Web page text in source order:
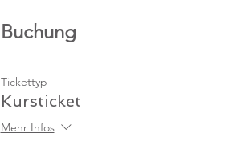
Buchung
Tickettyp
Kursticket
Mehr Infos